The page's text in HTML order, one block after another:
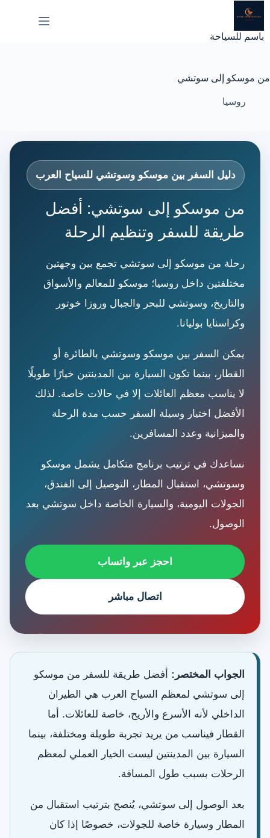
إلى
باسم للسياحة
من موسكو إلى سوتشي
روسيا
دليل السفر بين موسكو وسوتشي للسياح العرب
من موسكو إلى سوتشي: أفضل
طريقة للسفر وتنظيم الرحلة
رحلة من موسكو إلى سوتشي تجمع بين وجهتين
مختلفتين داخل روسيا؛ موسكو للمعالم والأسواق
والتاريخ، وسوتشي للبحر والجبال وروزا خوتور
وكراسنايا بوليانا.
يمكن السفر بين موسكو وسوتشي بالطائرة أو
القطار، بينما تكون السيارة بين المدينتين خيارًا طويلًا
لا يناسب معظم العائلات إلا في حالات خاصة. لذلك
الأفضل اختيار وسيلة السفر حسب مدة الرحلة
والميزانية وعدد المسافرين.
نساعدك في ترتيب برنامج متكامل يشمل موسكو
وسوتشي، استقبال المطار، التوصيل إلى الفندق،
الجولات اليومية، والسيارة الخاصة داخل سوتشي بعد
الوصول.
احجز عبر واتساب
اتصال مباشر
الجواب المختصر: أفضل طريقة للسفر من موسكو
إلى سوتشي لمعظم السياح العرب هي الطيران
الداخلي لأنه الأسرع والأريح، خاصة للعائلات. أما
القطار فيناسب من يريد تجربة طويلة ومختلفة، بينما
السيارة بين المدينتين ليست الخيار العملي لمعظم
الرحلات بسبب طول المسافة.
بعد الوصول إلى سوتشي، يُنصح بترتيب استقبال من
المطار وسيارة خاصة للجولات، خصوصًا إذا كان